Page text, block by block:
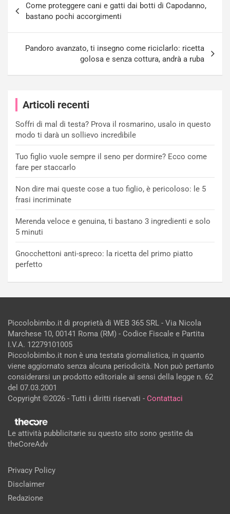
articoli
Come proteggere cani e gatti dai botti di Capodanno,
bastano pochi accorgimenti
Pandoro avanzato, ti insegno come riciclarlo: ricetta
golosa e senza cottura, andrà a ruba
Articoli recenti
Soffri di mal di testa? Prova il rosmarino, usalo in questo
modo ti darà un sollievo incredibile
Tuo figlio vuole sempre il seno per dormire? Ecco come
fare per staccarlo
Non dire mai queste cose a tuo figlio, è pericoloso: le 5
frasi incriminate
Merenda veloce e genuina, ti bastano 3 ingredienti e solo
5 minuti
Gnocchettoni anti-spreco: la ricetta del primo piatto
perfetto
Piccolobimbo.it di proprietà di WEB 365 SRL - Via Nicola
Marchese 10, 00141 Roma (RM) - Codice Fiscale e Partita
I.V.A. 12279101005
Piccolobimbo.it non è una testata giornalistica, in quanto
viene aggiornato senza alcuna periodicità. Non può pertanto
considerarsi un prodotto editoriale ai sensi della legge n. 62
del 07.03.2001
Copyright ©2026 - Tutti i diritti riservati - Contattaci
Le attività pubblicitarie su questo sito sono gestite da
theCoreAdv
Privacy Policy
Disclaimer
Redazione